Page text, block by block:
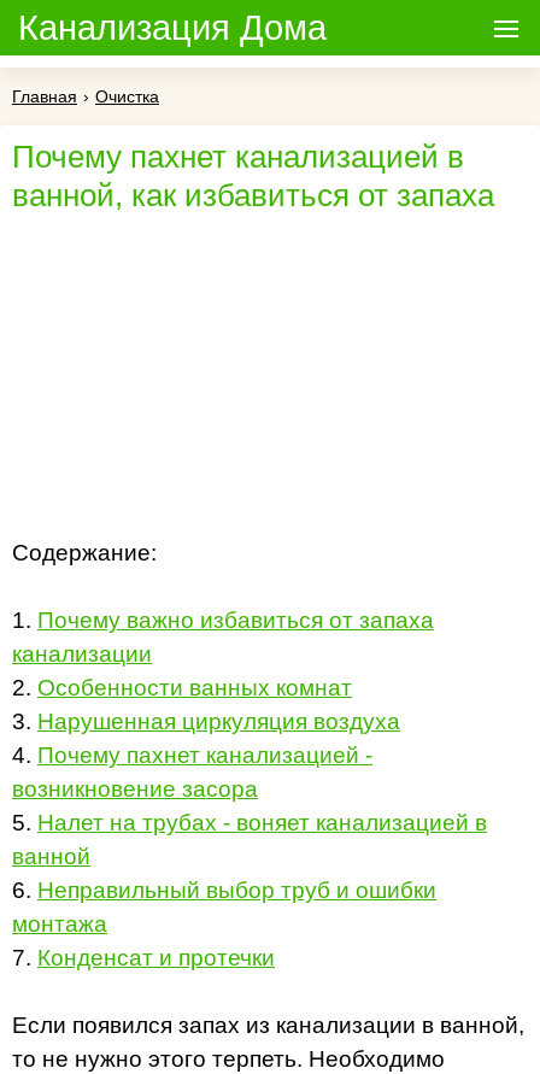
Канализация Дома
Главная › Очистка
Почему пахнет канализацией в
ванной, как избавиться от запаха
Содержание:
1. Почему важно избавиться от запаха
канализации
2. Особенности ванных комнат
3. Нарушенная циркуляция воздуха
4. Почему пахнет канализацией -
возникновение засора
5. Налет на трубах - воняет канализацией в
ванной
6. Неправильный выбор труб и ошибки
монтажа
7. Конденсат и протечки
Если появился запах из канализации в ванной,
то не нужно этого терпеть. Необходимо